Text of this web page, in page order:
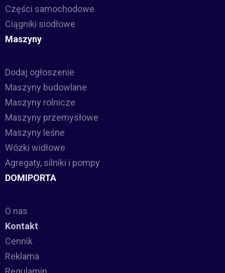
Części samochodowe
Ciągniki siodłowe
Maszyny
Dodaj ogłoszenie
Maszyny budowlane
Maszyny rolnicze
Maszyny przemysłowe
Maszyny leśne
Wózki widłowe
Agregaty, silniki i pompy
DOMIPORTA
O nas
Kontakt
Cennik
Reklama